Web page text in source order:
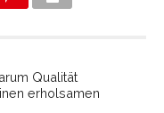
Qualität
erholsamen